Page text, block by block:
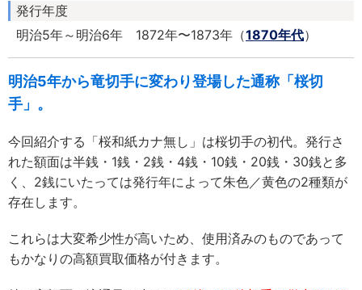
発行年度
明治5年～明治6年 1872年〜1873年（1870年代）
明治5年から竜切手に変わり登場した通称「桜切
手」。
今回紹介する「桜和紙カナ無し」は桜切手の初代。発行さ
れた額面は半銭・1銭・2銭・4銭・10銭・20銭・30銭と多
く、2銭にいたっては発行年によって朱色／黄色の2種類が
存在します。
これらは大変希少性が高いため、使用済みのものであって
もかなりの高額買取価格が付きます。